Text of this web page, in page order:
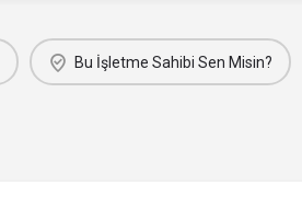
Bu İşletme Sahibi Sen Misin?